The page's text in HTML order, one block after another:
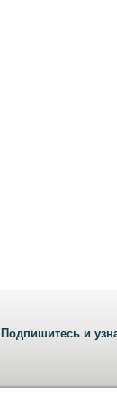
Подпишитесь и